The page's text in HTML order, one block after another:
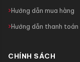
Hướng dẫn mua hàng
Hướng dẫn thanh toán
CHÍNH SÁCH